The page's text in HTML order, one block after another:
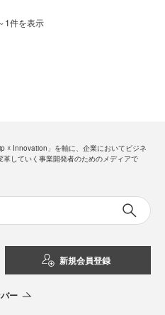
1件を表示
☓ Innovation」を軸に、企業においてビジネ
革していく事業開発者のためのメディアで
新規会員登録
ー